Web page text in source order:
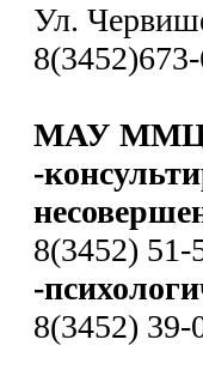
Ул.
МАУ ММЦ
-
8(3452) 51-
-
8(3452) 39-